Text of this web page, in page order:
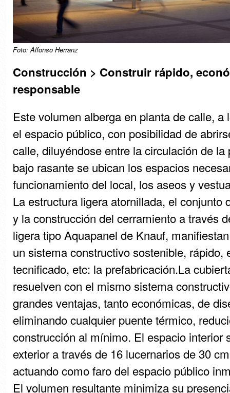
Foto: Alfonso Herranz
Construcción > Construir rápido,
responsable
Este volumen alberga en planta de calle, a
el espacio público, con posibilidad de
calle, diluyéndose entre la circulación de la
bajo rasante se ubican los espacios
funcionamiento del local, los aseos y
La estructura ligera atornillada, el conjunto
y la construcción del cerramiento a través
ligera tipo Aquapanel de Knauf,
un sistema constructivo sostenible, rápido,
tecnificado, etc: la prefabricación.La
resuelven con el mismo sistema
grandes ventajas, tanto económicas, de
eliminando cualquier puente térmico,
construcción al mínimo. El espacio interior
exterior a través de 16 lucernarios de 30
actuando como faro del espacio público
El volumen resultante minimiza su